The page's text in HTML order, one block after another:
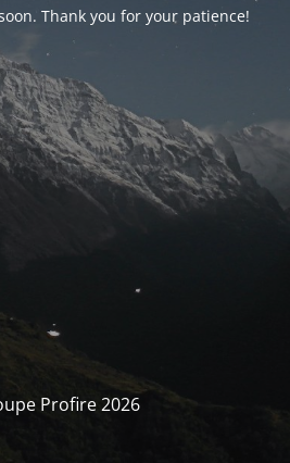
Thank you for your patience!
Profire 2026